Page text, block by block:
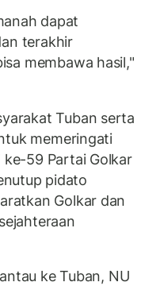
dapat
terakhir
membawa hasil,"
Tuban serta
memeringati
ke-59 Partai Golkar
pidato
Golkar dan
ke Tuban, NU